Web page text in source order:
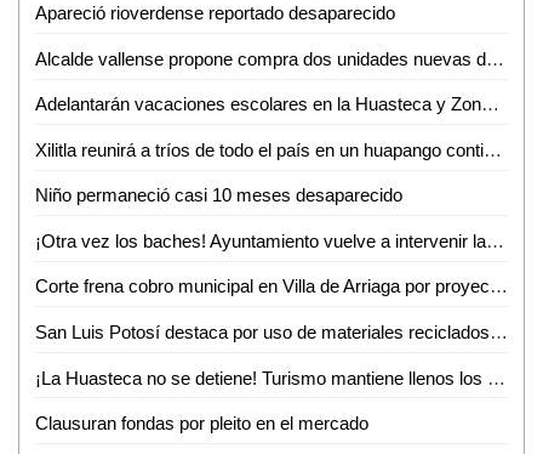
Apareció rioverdense reportado desaparecido
Alcalde vallense propone compra dos unidades nuevas de recolección de basura
Adelantarán vacaciones escolares en la Huasteca y Zona Media por altas temperaturas
Xilitla reunirá a tríos de todo el país en un huapango continuo para lograr un Récord Guinness
Niño permaneció casi 10 meses desaparecido
¡Otra vez los baches! Ayuntamiento vuelve a intervenir la avenida Ejército Mexicano
Corte frena cobro municipal en Villa de Arriaga por proyectos federales
San Luis Potosí destaca por uso de materiales reciclados en procesos productivos: INEGI
¡La Huasteca no se detiene! Turismo mantiene llenos los parajes y alista otro verano inolvidable
Clausuran fondas por pleito en el mercado